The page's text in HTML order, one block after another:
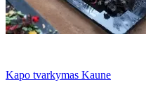
Kapo tvarkymas Kaune